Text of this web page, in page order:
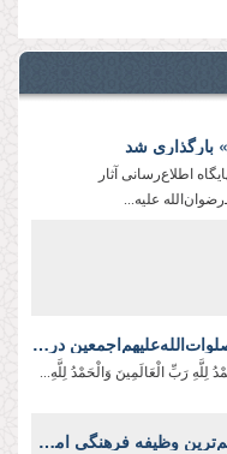
بارگذاری شد
اطلاع‌رسانی آثار
علیه‌...
ارزش تشبّه به اهل‌بیت‌صلوات‌‌الله‌‌عليهم‌‌اجمعين در لباس و زندگی
لِلَّهِ رَبِّ الْعَالَمِينَ وَالْحَمْدُ لِلَّهِ...
تبیین انقلاب اسلامی؛ مهم‌ترین وظیفه فرهنگی امروز